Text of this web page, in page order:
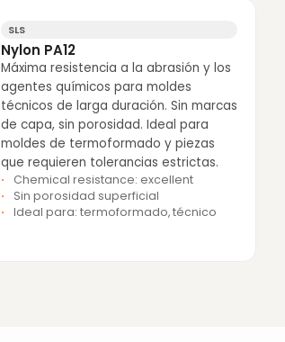
SLS
Nylon PA12
Máxima resistencia a la abrasión y los
agentes químicos para moldes
técnicos de larga duración. Sin marcas
de capa, sin porosidad. Ideal para
moldes de termoformado y piezas
que requieren tolerancias estrictas.
Chemical resistance: excellent
Sin porosidad superficial
Ideal para: termoformado, técnico